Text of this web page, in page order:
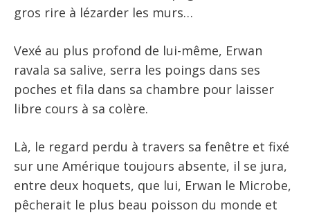
gros rire à lézarder les murs…
Vexé au plus profond de lui-même, Erwan
ravala sa salive, serra les poings dans ses
poches et fila dans sa chambre pour laisser
libre cours à sa colère.
Là, le regard perdu à travers sa fenêtre et fixé
sur une Amérique toujours absente, il se jura,
entre deux hoquets, que lui, Erwan le Microbe,
pêcherait le plus beau poisson du monde et